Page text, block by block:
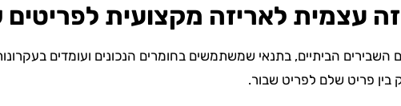
עצמית לאריזה מקצועית לפריטים
הביתיים, בתנאי שמשתמשים בחומרים הנכונים ועומדים
פריט שלם לפריט שבור.